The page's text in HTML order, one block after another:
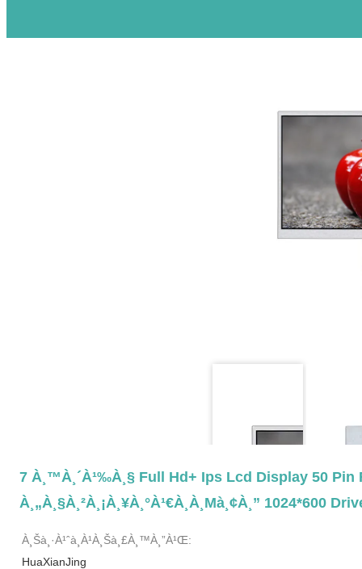
7 À¸™à¸´à¹‰à¸§ Full Hd+ Ips Lcd Display 50 Pin
À¸„à¸§à¸²à¸¡à¸¥à¸°à¹€à¸­à¸µà¸¢à¸” 1024*600
À¸Šà¸·à¹ˆà¸­à¹à¸šà¸£à¸™à¸”à¹Œ:
HuaXianJing